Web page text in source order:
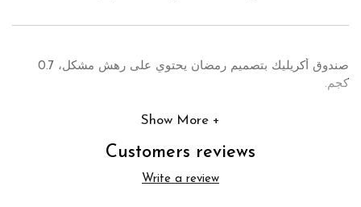
صندوق أكريليك بتصميم رمضان يحتوي على رهش مشكل، 0.7
كجم.
Show More
Customers reviews
Write a review